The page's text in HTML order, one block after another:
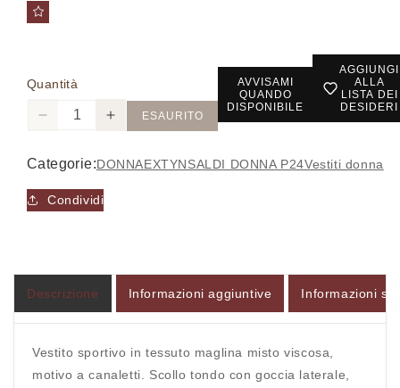
Quantità
Diminuisci
per
Vestito
Aumenta
per
ESAURITO
AVVISAMI
QUANDO
DISPONIBILE
AGGIUNGI
ALLA
LISTA DEI
DESIDERI
Categorie:DONNAEXTYNSALDI DONNA P24Vestiti donna
Condividi
Descrizione Informazioni aggiuntive Informazioni
Vestito sportivo in tessuto maglina misto viscosa,
motivo a canaletti. Scollo tondo con goccia laterale,
Accesso richiesto